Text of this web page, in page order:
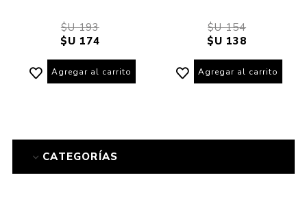
$U 193
$U 174
Agregar al carrito
$U 154
$U 138
Agregar al carrito
CATEGORÍAS